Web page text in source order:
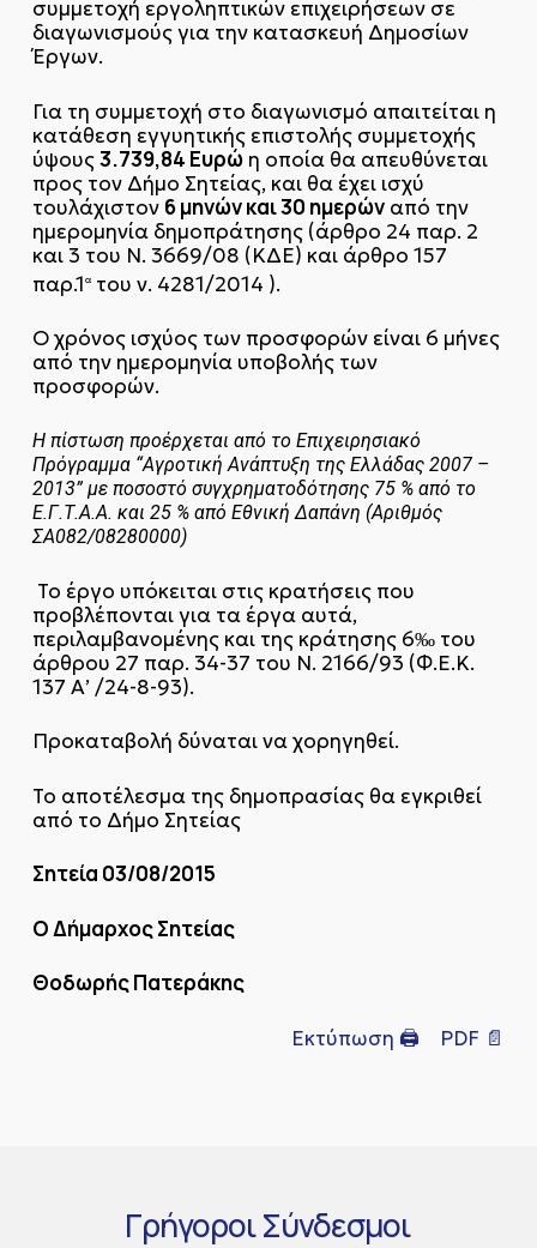
συμμετοχή εργοληπτικών επιχειρήσεων σε
διαγωνισμούς για την κατασκευή Δημοσίων
Έργων.
Για τη συμμετοχή στο διαγωνισμό απαιτείται η
κατάθεση εγγυητικής επιστολής συμμετοχής
ύψους3.739,84 Ευρώη οποία θα απευθύνεται
προς τον Δήμο Σητείας, και θα έχει ισχύ
τουλάχιστον 6 μηνών και 30 ημερώναπό την
ημερομηνία δημοπράτησης (άρθρο 24 παρ. 2
και 3 του Ν. 3669/08 (ΚΔΕ) και άρθρο 157
παρ.1 ατου ν. 4281/2014 ).
Ο χρόνος ισχύος των προσφορών είναι 6 μήνες
από την ημερομηνία υποβολής των
προσφορών.
Η πίστωση προέρχεται από το Επιχειρησιακό
Πρόγραμμα “Αγροτική Ανάπτυξη της Ελλάδας 2007 –
2013” με ποσοστό συγχρηματοδότησης 75 % από το
Ε.Γ.Τ.Α.Α. και 25 % από Εθνική Δαπάνη (Αριθμός
ΣΑ082/08280000)
Το έργο υπόκειται στις κρατήσεις που
προβλέπονται για τα έργα αυτά,
περιλαμβανομένης και της κράτησης 6‰ του
άρθρου 27 παρ. 34-37 του Ν. 2166/93 (Φ.Ε.Κ.
137 Α’ /24-8-93).
Προκαταβολή δύναται να χορηγηθεί.
Το αποτέλεσμα της δημοπρασίας θα εγκριθεί
από το Δήμο Σητείας
Σητεία 03/08/2015
Ο Δήμαρχος Σητείας
Θοδωρής Πατεράκης
Εκτύπωση 🖨 PDF 📄
ΓρήγοροιΣύνδεσμοι